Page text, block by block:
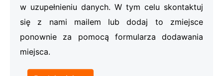
w uzupełnieniu danych. W tym celu skontaktuj
się z nami mailem lub dodaj to zmiejsce
ponownie za pomocą formularza dodawania
miejsca.